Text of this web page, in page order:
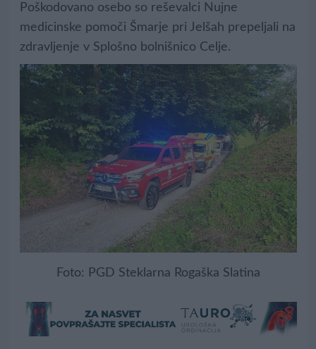
Poškodovano osebo so reševalci Nujne
medicinske pomoči Šmarje pri Jelšah prepeljali na
zdravljenje v Splošno bolnišnico Celje.
Foto: PGD Steklarna Rogaška Slatina